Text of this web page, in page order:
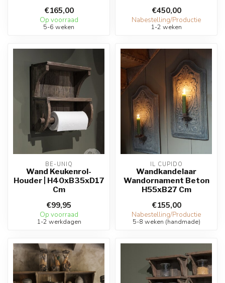
€165,00
Op voorraad
5-6 weken
€450,00
Nabestelling/Productie
1-2 weken
BE-UNIQ
Wand Keukenrol-
Houder | H40xB35xD17
Cm
€99,95
Op voorraad
1-2 werkdagen
IL CUPIDO
Wandkandelaar
Wandornament Beton
H55xB27 Cm
€155,00
Nabestelling/Productie
5-8 weken (handmade)